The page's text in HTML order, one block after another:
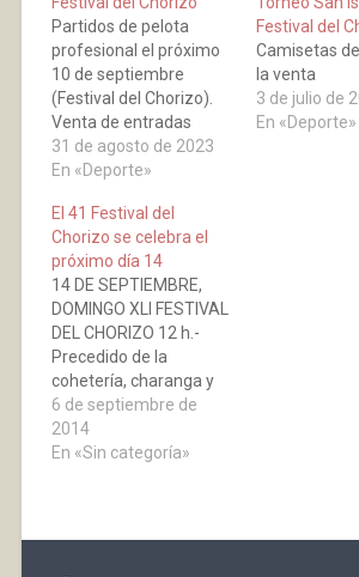
Partidos de pelota
profesional el próximo
10 de septiembre
(Festival del Chorizo).
Venta de entradas
anticipadas en el
Ayuntamiento, precio
31 de agosto de 2023
En «Deporte»
Festival del
Camisetas
la venta
3 de julio de
En «Deporte»
El 41 Festival del
Chorizo se celebra el
próximo día 14
14 DE SEPTIEMBRE,
DOMINGO XLI FESTIVAL
DEL CHORIZO 12 h.-
Precedido de la
cohetería, charanga y
bullicio general se
celebrará el XLI Festival
del Chorizo. en el
6 de septiembre de
2014
En «Sin categoría»